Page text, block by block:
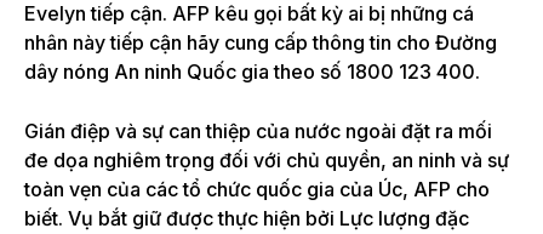
Evelyn tiếp cận. AFP kêu gọi bất kỳ ai bị những cá
nhân này tiếp cận hãy cung cấp thông tin cho Đường
dây nóng An ninh Quốc gia theo số 1800 123 400.
Gián điệp và sự can thiệp của nước ngoài đặt ra mối
đe dọa nghiêm trọng đối với chủ quyền, an ninh và sự
toàn vẹn của các tổ chức quốc gia của Úc, AFP cho
biết. Vụ bắt giữ được thực hiện bởi Lực lượng đặc